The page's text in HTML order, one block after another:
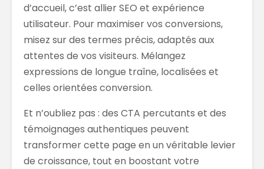
d’accueil, c’est allier SEO et expérience
utilisateur. Pour maximiser vos conversions,
misez sur des termes précis, adaptés aux
attentes de vos visiteurs. Mélangez
expressions de longue traîne, localisées et
celles orientées conversion.
Et n’oubliez pas : des CTA percutants et des
témoignages authentiques peuvent
transformer cette page en un véritable levier
de croissance, tout en boostant votre